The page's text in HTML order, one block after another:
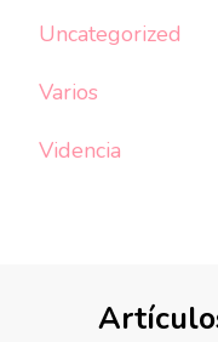
Uncategorized
Varios
Videncia